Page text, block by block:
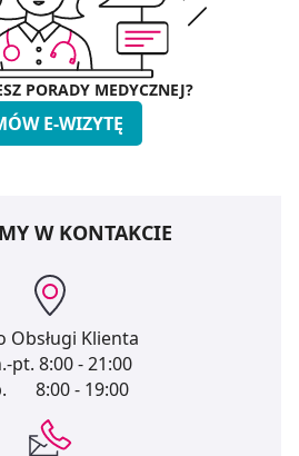
PORADY MEDYCZNEJ?
E-WIZYTĘ
W KONTAKCIE
Obsługi Klienta
pt. 8:00 - 21:00
8:00 - 19:00